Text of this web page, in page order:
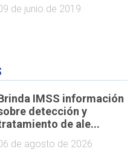
de junio de 2019
IMSS información
detección y
de ale...
de agosto de 2026